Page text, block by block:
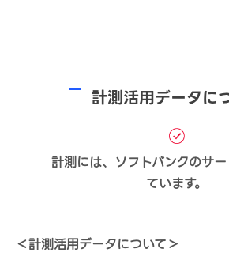
計測活用データに
計測には、ソフトバンクのサ
ています。
＜計測活用データについて＞